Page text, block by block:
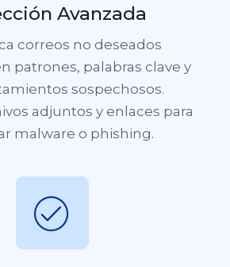
Avanzada
correos no deseados
patrones, palabras clave y
sospechosos.
adjuntos y enlaces para
malware o phishing.